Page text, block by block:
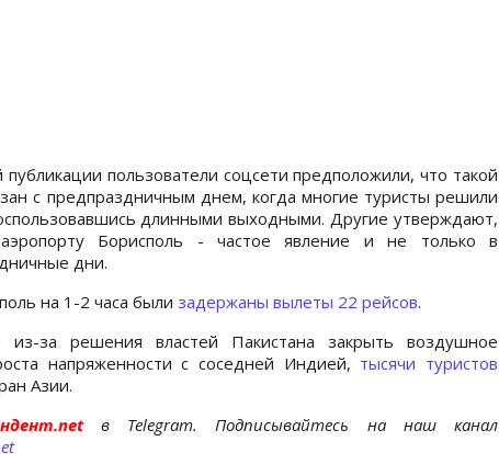
пользователи соцсети предположили, что такой
с предпраздничным днем, когда многие туристы решили
длинными выходными. Другие утверждают,
Борисполь - частое явление и не только в
дни.
на 1-2 часа были задержаны вылеты 22 рейсов.
из-за решения властей Пакистана закрыть воздушное
напряженности с соседней Индией, тысячи туристов
Азии.
в Telegram. Подписывайтесь на наш канал